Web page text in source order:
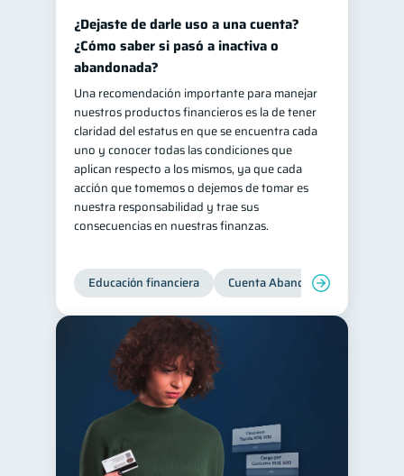
¿Dejaste de darle uso a una cuenta?
¿Cómo saber si pasó a inactiva o
abandonada?
Una recomendación importante para manejar
nuestros productos financieros es la de tener
claridad del estatus en que se encuentra cada
uno y conocer todas las condiciones que
aplican respecto a los mismos, ya que cada
acción que tomemos o dejemos de tomar es
nuestra responsabilidad y trae sus
consecuencias en nuestras finanzas.
Educación financiera Cuenta Abandonada